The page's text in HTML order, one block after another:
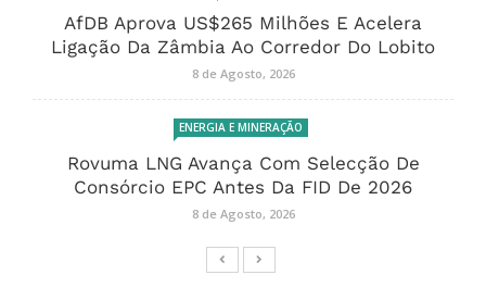
AfDB Aprova US$265 Milhões E Acelera
Ligação Da Zâmbia Ao Corredor Do Lobito
8 de Agosto, 2026
ENERGIA E MINERAÇÃO
Rovuma LNG Avança Com Selecção De
Consórcio EPC Antes Da FID De 2026
8 de Agosto, 2026